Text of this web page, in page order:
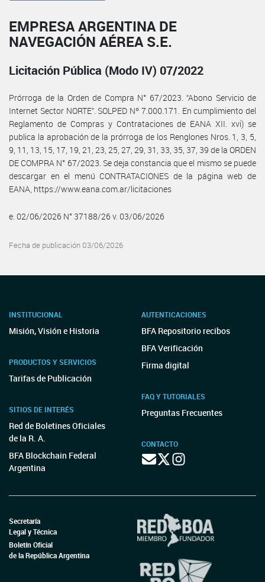
EMPRESA ARGENTINA DE
NAVEGACIÓN AÉREA S.E.
Licitación Pública (Modo IV) 07/2022
Prórroga de la Orden de Compra N° 67/2023. “Abono Servicio de
Internet Sector NORTE”. SOLPED Nº 7.000.171. En cumplimiento del
Reglamento de Compras y Contrataciones de EANA XII. xvi) se
publica la aprobación de la prórroga de los Renglones Nros. 1, 3, 5,
9, 11, 13, 15, 17, 19, 21, 23, 25, 27, 29, 31, 33, 35, 37, 39 de la ORDEN
DE COMPRA N° 67/2023. Se deja constancia que el mismo se puede
descargar en el menú CONTRATACIONES de la página web de
EANA, https://www.eana.com.ar/licitaciones
e. 02/06/2026 N° 37188/26 v. 03/06/2026
Fecha de publicación 03/06/2026
INSTITUCIONAL
Misión, Visión e Historia
PRODUCTOS Y SERVICIOS
Tarifas de Publicación
SITIOS DE INTERÉS
Red de Boletines Oficiales
de la R. A.
BFA Blockchain Federal
Argentina
AUTENTICACIONES
BFA Repositorio recibos
BFA Verificación
Firma digital
FAQ Y TUTORIALES
Preguntas Frecuentes
CONTACTO
Secretaría
Legal y Técnica
Boletín Oficial
de la República Argentina